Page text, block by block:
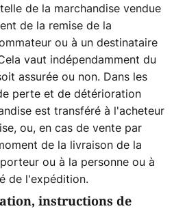
de la marchandise vendue
de la remise de la
ou à un destinataire
vaut indépendamment du
assurée ou non. Dans les
perte et de détérioration
est transféré à l'acheteur
ou, en cas de vente par
de la livraison de la
ou à la personne ou à
de l'expédition.
instructions de